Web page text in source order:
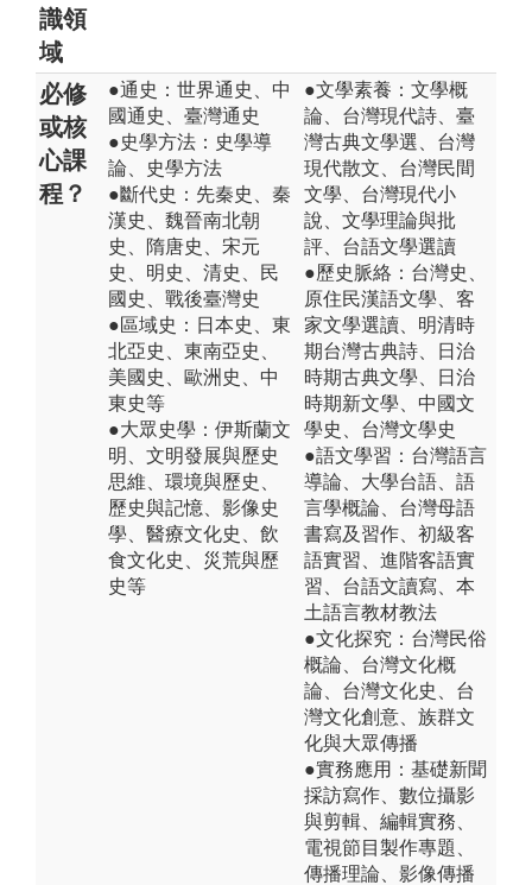
識領
域
必修
或核
心課
程？
●通史：世界通史、中
國通史、臺灣通史
●史學方法：史學導
論、史學方法
●斷代史：先秦史、秦
漢史、魏晉南北朝
史、隋唐史、宋元
史、明史、清史、民
國史、戰後臺灣史
●區域史：日本史、東
北亞史、東南亞史、
美國史、歐洲史、中
東史等
●大眾史學：伊斯蘭文
明、文明發展與歷史
思維、環境與歷史、
歷史與記憶、影像史
學、醫療文化史、飲
食文化史、災荒與歷
史等
●文學素養：文學概
論、台灣現代詩、臺
灣古典文學選、台灣
現代散文、台灣民間
文學、台灣現代小
說、文學理論與批
評、台語文學選讀
●歷史脈絡：台灣史、
原住民漢語文學、客
家文學選讀、明清時
期台灣古典詩、日治
時期古典文學、日治
時期新文學、中國文
學史、台灣文學史
●語文學習：台灣語言
導論、大學台語、語
言學概論、台灣母語
書寫及習作、初級客
語實習、進階客語實
習、台語文讀寫、本
土語言教材教法
●文化探究：台灣民俗
概論、台灣文化概
論、台灣文化史、台
灣文化創意、族群文
化與大眾傳播
●實務應用：基礎新聞
採訪寫作、數位攝影
與剪輯、編輯實務、
電視節目製作專題、
傳播理論、影像傳播